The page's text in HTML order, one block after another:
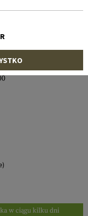
w ciągu kilku dni